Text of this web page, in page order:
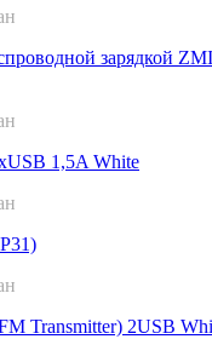
зарядкой
1,5A White
Transmitter) 2USB